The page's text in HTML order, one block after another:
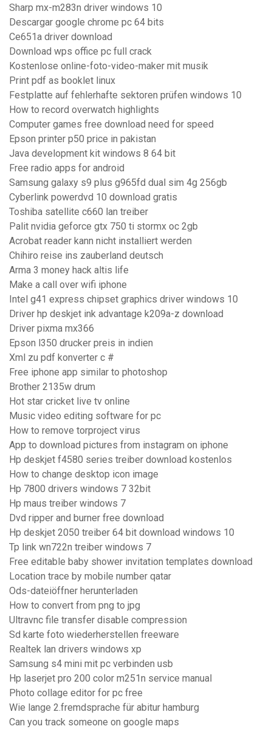
Sharp mx-m283n driver windows 10
Descargar google chrome pc 64 bits
Ce651a driver download
Download wps office pc full crack
Kostenlose online-foto-video-maker mit musik
Print pdf as booklet linux
Festplatte auf fehlerhafte sektoren prüfen windows 10
How to record overwatch highlights
Computer games free download need for speed
Epson printer p50 price in pakistan
Java development kit windows 8 64 bit
Free radio apps for android
Samsung galaxy s9 plus g965fd dual sim 4g 256gb
Cyberlink powerdvd 10 download gratis
Toshiba satellite c660 lan treiber
Palit nvidia geforce gtx 750 ti stormx oc 2gb
Acrobat reader kann nicht installiert werden
Chihiro reise ins zauberland deutsch
Arma 3 money hack altis life
Make a call over wifi iphone
Intel g41 express chipset graphics driver windows 10
Driver hp deskjet ink advantage k209a-z download
Driver pixma mx366
Epson l350 drucker preis in indien
Xml zu pdf konverter c #
Free iphone app similar to photoshop
Brother 2135w drum
Hot star cricket live tv online
Music video editing software for pc
How to remove torproject virus
App to download pictures from instagram on iphone
Hp deskjet f4580 series treiber download kostenlos
How to change desktop icon image
Hp 7800 drivers windows 7 32bit
Hp maus treiber windows 7
Dvd ripper and burner free download
Hp deskjet 2050 treiber 64 bit download windows 10
Tp link wn722n treiber windows 7
Free editable baby shower invitation templates download
Location trace by mobile number qatar
Ods-dateiöffner herunterladen
How to convert from png to jpg
Ultravnc file transfer disable compression
Sd karte foto wiederherstellen freeware
Realtek lan drivers windows xp
Samsung s4 mini mit pc verbinden usb
Hp laserjet pro 200 color m251n service manual
Photo collage editor for pc free
Wie lange 2.fremdsprache für abitur hamburg
Can you track someone on google maps